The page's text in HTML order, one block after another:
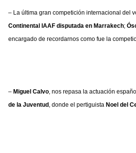
– La última gran competición internacional del
Continental IAAF disputada en Marrakech;
encargado de recordarnos como fue la
– Miguel Calvo, nos repasa la actuación
de la Juventud , donde el pertiguista Noel del